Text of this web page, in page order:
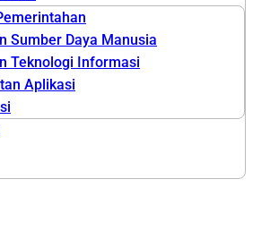
Sumber Daya Manusia
Teknologi Informasi
Aplikasi